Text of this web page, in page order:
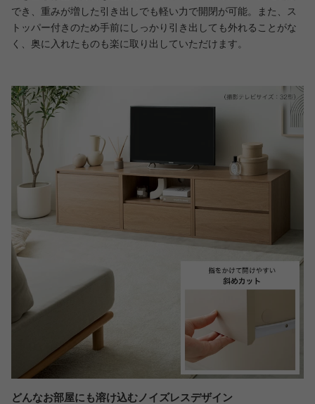
でき、重みが増した引き出しでも軽い力で開閉が可能。また、ス
トッパー付きのため手前にしっかり引き出しても外れることがな
く、奥に入れたものも楽に取り出していただけます。
どんなお部屋にも溶け込むノイズレスデザイン